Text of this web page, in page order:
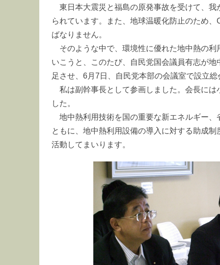
東日本大震災と福島の原発事故を受けて、
られています。また、地球温暖化防止のため
ばなりません。
そのような中で、環境性に優れた地中熱の利
いこうと、このたび、自民党国会議員有志が
足させ、6月7日、自民党本部の会議室で設立
私は副幹事長として参画しました。会長には
した。
地中熱利用技術を国の重要な新エネルギー、
ともに、地中熱利用設備の導入に対する助成
活動してまいります。